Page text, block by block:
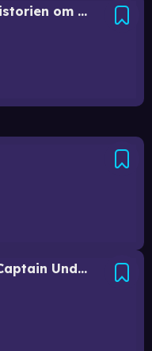
Den hårreisende historien om Kaptein Supertruses hack-O-ween
The Epic Tales of Captain Underpants